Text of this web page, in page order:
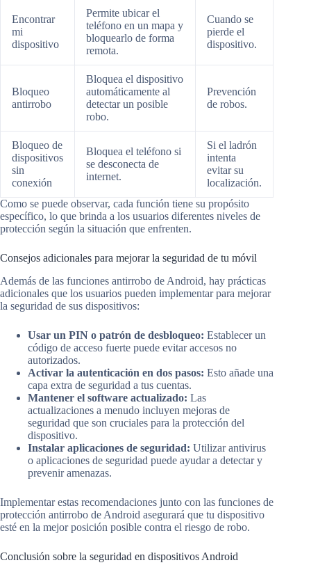
Encontrar
mi
dispositivo
Permite ubicar el
teléfono en un mapa y
bloquearlo de forma
remota.
Cuando se
pierde el
dispositivo.
Bloqueo
antirrobo
Bloquea el dispositivo
automáticamente al
detectar un posible
robo.
Prevención
de robos.
Bloqueo de
dispositivos
sin
conexión
Bloquea el teléfono si
se desconecta de
internet.
Si el ladrón
intenta
evitar su
localización.
Como se puede observar, cada función tiene su propósito
específico, lo que brinda a los usuarios diferentes niveles de
protección según la situación que enfrenten.
Consejos adicionales para mejorar la seguridad de tu móvil
Además de las funciones antirrobo de Android, hay prácticas
adicionales que los usuarios pueden implementar para mejorar
la seguridad de sus dispositivos:
Usar un PIN o patrón de desbloqueo: Establecer un
código de acceso fuerte puede evitar accesos no
autorizados.
Activar la autenticación en dos pasos: Esto añade una
capa extra de seguridad a tus cuentas.
Mantener el software actualizado: Las
actualizaciones a menudo incluyen mejoras de
seguridad que son cruciales para la protección del
dispositivo.
Instalar aplicaciones de seguridad: Utilizar antivirus
o aplicaciones de seguridad puede ayudar a detectar y
prevenir amenazas.
Implementar estas recomendaciones junto con las funciones de
protección antirrobo de Android asegurará que tu dispositivo
esté en la mejor posición posible contra el riesgo de robo.
Conclusión sobre la seguridad en dispositivos Android